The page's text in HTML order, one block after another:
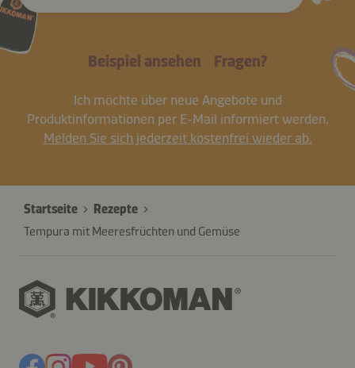
Beispiel ansehen Fragen?
Ich möchte über neue Angebote und
Produktinformationen per E-Mail informiert werden.
Melden Sie sich jederzeit kostenfrei wieder ab.
Startseite
Rezepte
Tempura mit Meeresfrüchten und Gemüse